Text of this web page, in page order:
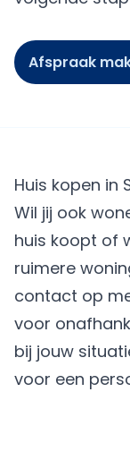
Afspraak
Huis kopen in
Wil jij ook
huis koopt of
ruimere
contact op
voor
bij jouw
voor een